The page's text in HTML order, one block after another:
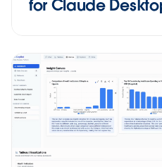
for Claude